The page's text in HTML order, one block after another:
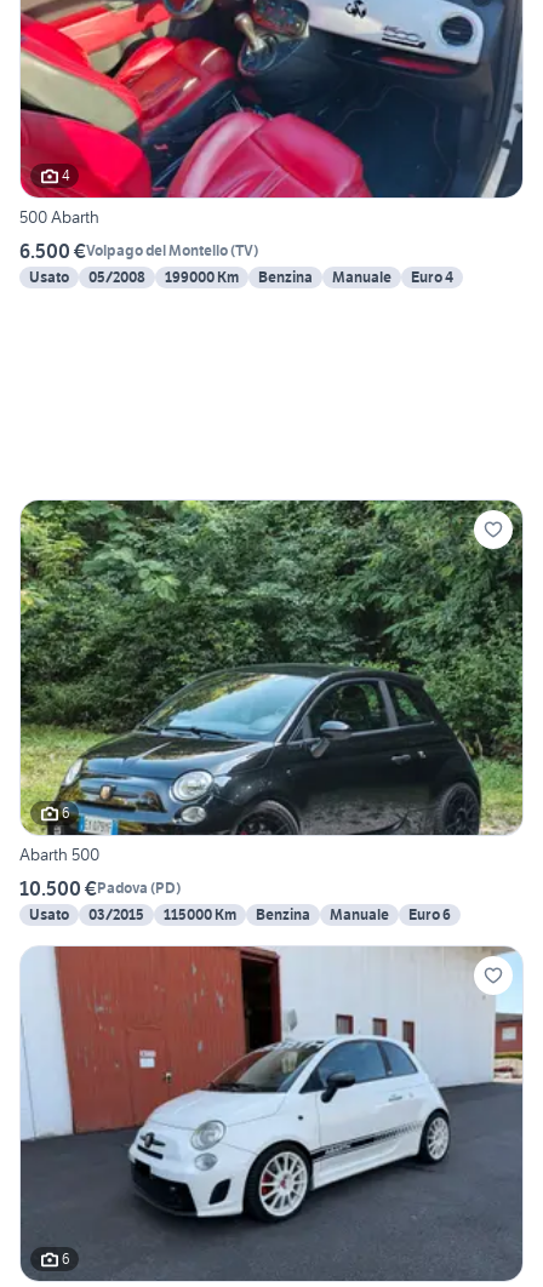
4
500 Abarth
6.500 €Volpago del Montello(TV)
Usato
05/2008 199000 Km Benzina Manuale Euro 4
6
Abarth 500
10.500 €Padova (PD)
Usato
03/2015 115000 Km Benzina Manuale Euro 6
6